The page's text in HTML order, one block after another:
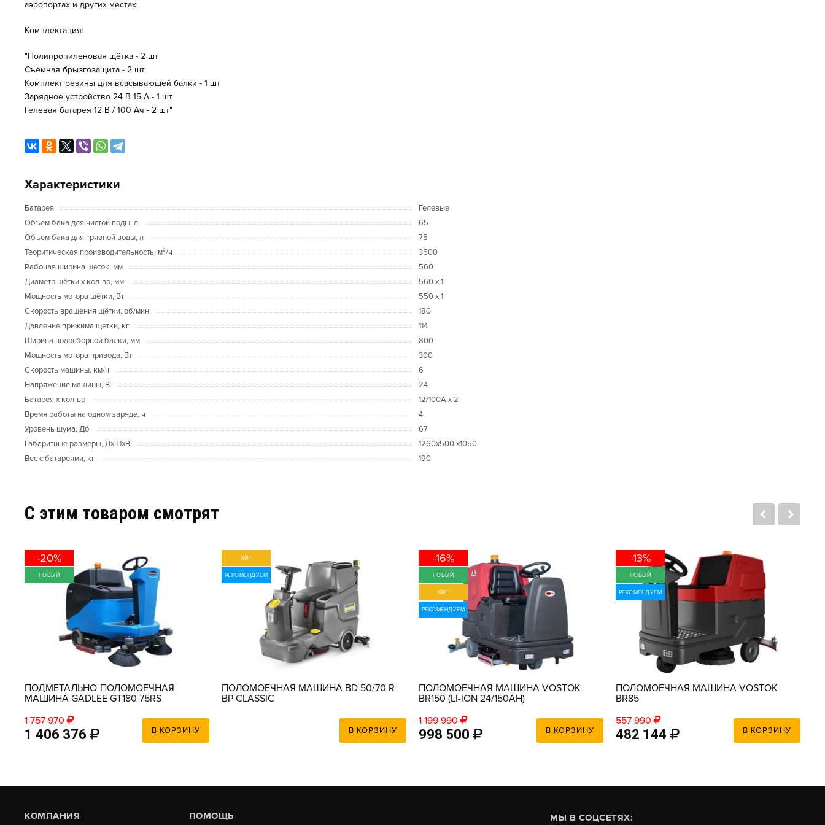
аэропортах и других местах.
Комплектация:
"Полипропиленовая щётка - 2 шт
Съёмная брызгозащита - 2 шт
Комплект резины для всасывающей балки - 1 шт
Зарядное устройство 24 В 15 А - 1 шт
Гелевая батарея 12 В / 100 Ач - 2 шт"
Характеристики
Батарея
Гелевые
Объем бака для чистой воды, л
65
Объем бака для грязной воды, л
75
Теоритическая производительность, м²/ч
3500
Рабочая ширина щеток, мм
560
Диаметр щётки х кол-во, мм
560 х 1
Мощность мотора щётки, Вт
550 х 1
Скорость вращения щётки, об/мин
180
Давление прижима щетки, кг
114
Ширина водосборной балки, мм
800
Мощность мотора привода, Вт
300
Скорость машины, км/ч
6
Напряжение машины, В
24
Батарея х кол-во
12/100А х 2
Время работы на одном заряде, ч
4
Уровень шума, Дб
67
Габаритные размеры, ДхШхВ
1260х500 х1050
Вес с батареями, кг
190
C этим товаром смотрят
-20%
НОВЫЙ
ПОДМЕТАЛЬНО-ПОЛОМОЕЧНАЯ
МАШИНА GADLEE GT180 75RS
1 757 970
1 406 376 В КОРЗИНУ
ХИТ
РЕКОМЕНДУЕМ
ПОЛОМОЕЧНАЯ МАШИНА BD 50/70 R
BP CLASSIC
В КОРЗИНУ
-16%
НОВЫЙ
ХИТ
РЕКОМЕНДУЕМ
ПОЛОМОЕЧНАЯ МАШИНА VOSTOK
BR150 (LI-ION 24/150AH)
1 199 990
998 500 В КОРЗИНУ
-13%
НОВЫЙ
РЕКОМЕНДУЕМ
ПОЛОМОЕЧНАЯ МАШИНА VOSTOK
BR85
557 990
482 144 В КОРЗИНУ
КОМПАНИЯ ПОМОЩЬ МЫ В СОЦСЕТЯХ: